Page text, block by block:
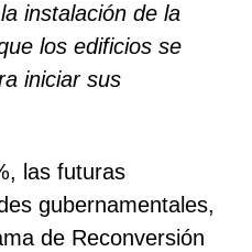
instalación de la
los edificios se
iniciar sus
las futuras
gubernamentales,
de Reconversión